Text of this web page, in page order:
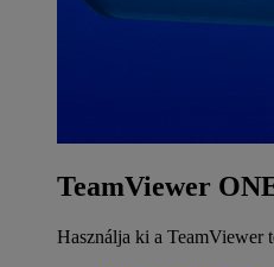
TeamViewer
Használja ki a TeamViewer